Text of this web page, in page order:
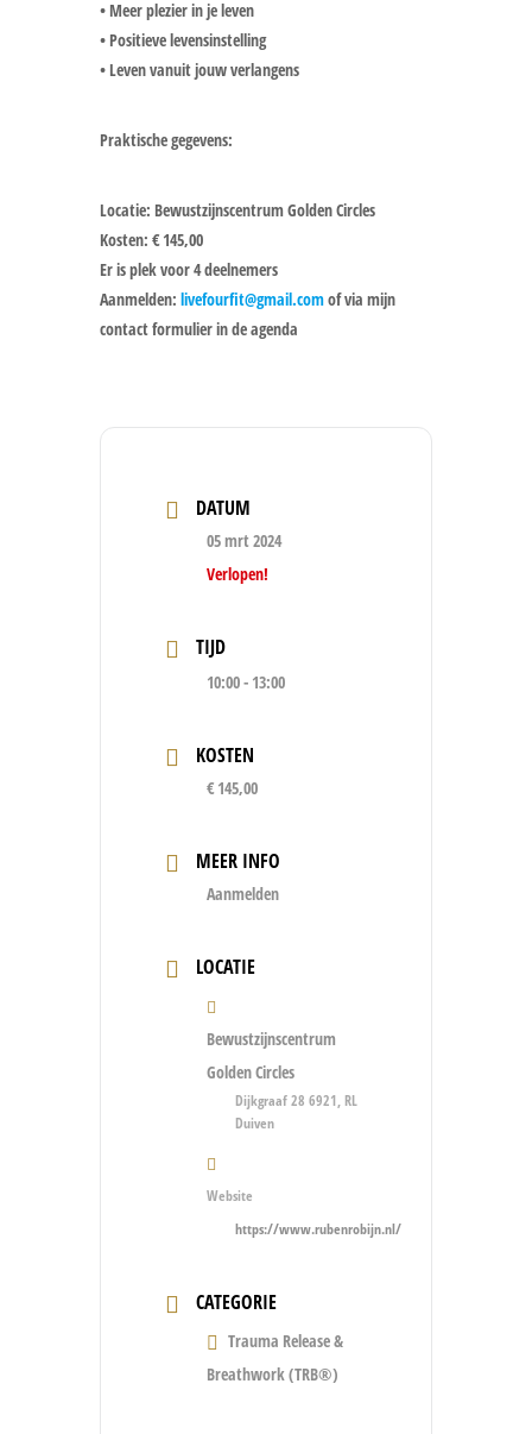
• Meer plezier in je leven
• Positieve levensinstelling
• Leven vanuit jouw verlangens
Praktische gegevens:
Locatie: Bewustzijnscentrum Golden Circles
Kosten: € 145,00
Er is plek voor 4 deelnemers
Aanmelden: livefourfit@gmail.comof via mijn
contact formulier in de agenda
DATUM
05 mrt 2024
Verlopen!
TIJD
10:00 - 13:00
KOSTEN
€ 145,00
MEER INFO
Aanmelden
LOCATIE
Bewustzijnscentrum
Golden Circles
Dijkgraaf 28 6921, RL
Duiven
Website
https://www.rubenrobijn.nl/
CATEGORIE
Trauma Release &
Breathwork (TRB®)